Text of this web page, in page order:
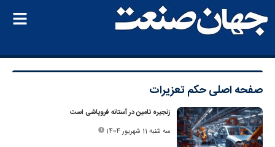
صفحه اصلیحکم تعزیرات
زنجیره تامین در آستانه فروپاشی است
سه شنبه 11 شهریور 1404